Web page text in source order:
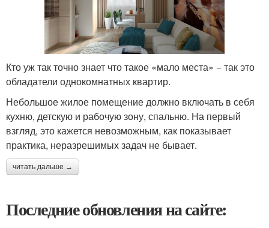
Кто уж так точно знает что такое «мало места» − так это
обладатели однокомнатных квартир.
Небольшое жилое помещение должно включать в себя
кухню, детскую и рабочую зону, спальню. На первый
взгляд, это кажется невозможным, как показывает
практика, неразрешимых задач не бывает.
читать дальше →
Последние обновления на сайте: